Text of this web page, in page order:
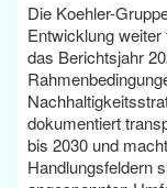
Die Koehler-
Entwicklung
das Berichtsjahr
dokumentiert
bis 2030 und
Handlungsfeldern